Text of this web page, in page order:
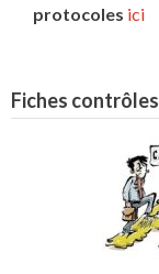
protocoles ici
Fiches contrôles